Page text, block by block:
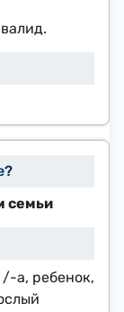
семьи
/-а, ребенок,